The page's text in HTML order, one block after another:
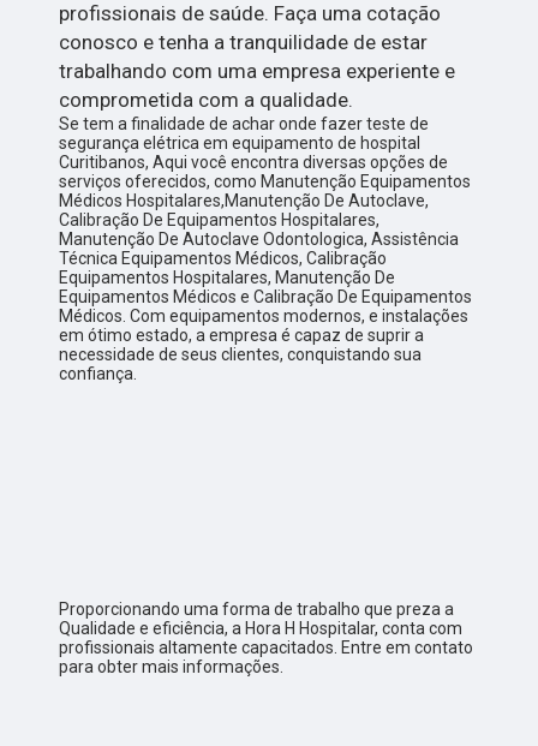
profissionais de saúde. Faça uma cotação
conosco e tenha a tranquilidade de estar
trabalhando com uma empresa experiente e
comprometida com a qualidade.
Se tem a finalidade de achar onde fazer teste de
segurança elétrica em equipamento de hospital
Curitibanos, Aqui você encontra diversas opções de
serviços oferecidos, como Manutenção Equipamentos
Médicos Hospitalares,Manutenção De Autoclave,
Calibração De Equipamentos Hospitalares,
Manutenção De Autoclave Odontologica, Assistência
Técnica Equipamentos Médicos, Calibração
Equipamentos Hospitalares, Manutenção De
Equipamentos Médicos e Calibração De Equipamentos
Médicos. Com equipamentos modernos, e instalações
em ótimo estado, a empresa é capaz de suprir a
necessidade de seus clientes, conquistando sua
confiança.
Proporcionando uma forma de trabalho que preza a
Qualidade e eficiência, a Hora H Hospitalar, conta com
profissionais altamente capacitados. Entre em contato
para obter mais informações.